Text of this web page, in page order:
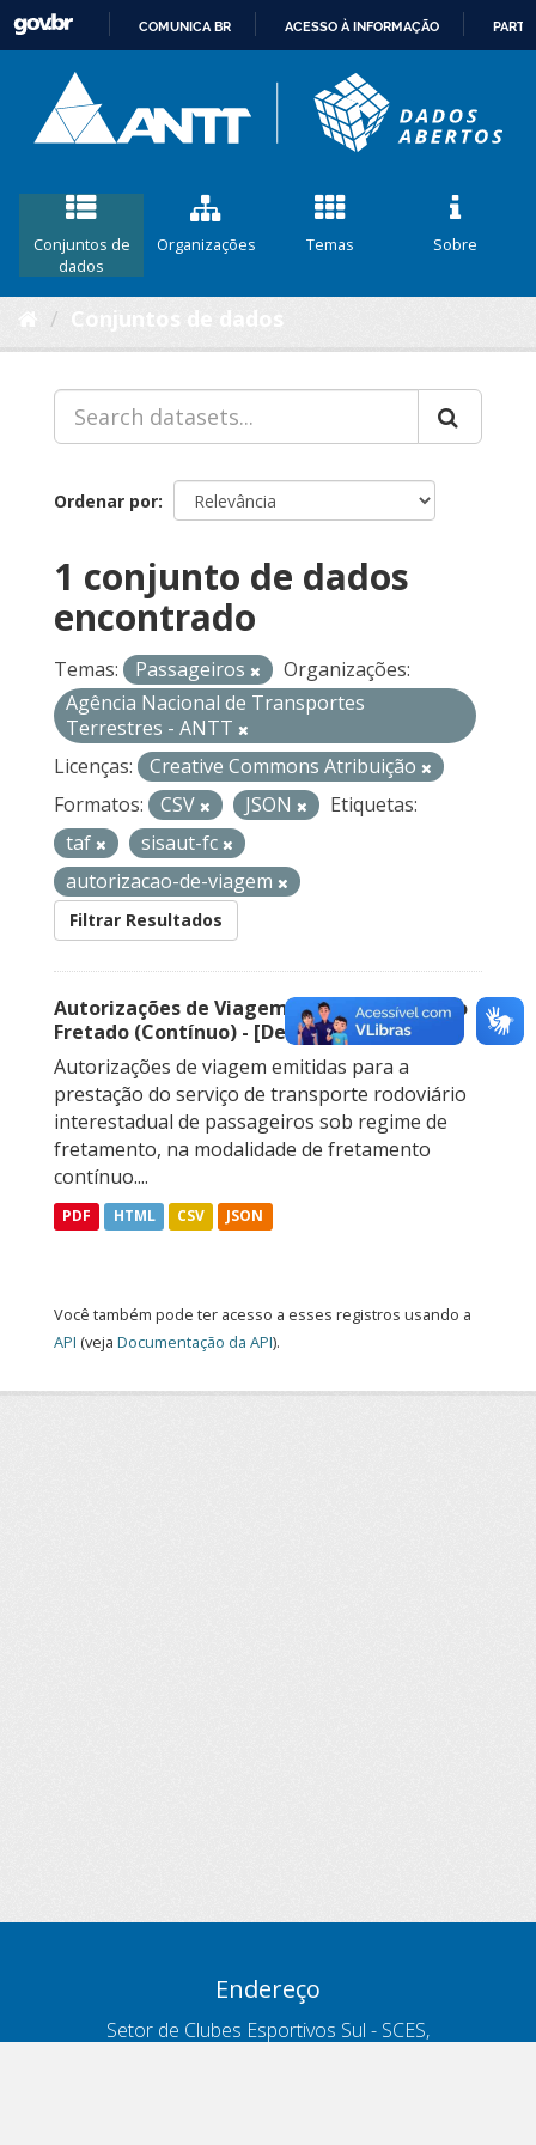
CONTEÚDO
COMUNICA BR ACESSO À INFORMAÇÃO
Conjuntos de
dados
Organizações Temas Sobre
Ordenar por
1 conjunto de dados
encontrado
Temas: Passageiros
Organizações:
Agência Nacional de Transportes
Terrestres - ANTT
Licenças:
Creative Commons Atribuição
Formatos:
CSV JSON
Etiquetas:
taf
sisaut-fc
autorizacao-de-viagem
Filtrar Resultados
Autorizações de Viagem Nacional – Serviço
Fretado (Contínuo) - [Descontinuado]
Autorizações de viagem emitidas para a
prestação do serviço de transporte rodoviário
interestadual de passageiros sob regime de
fretamento, na modalidade de fretamento
contínuo....
PDF HTML CSV JSON
Você também pode ter acesso a esses registros usando a
API (veja Documentação da API).
Endereço
Setor de Clubes Esportivos Sul - SCES,